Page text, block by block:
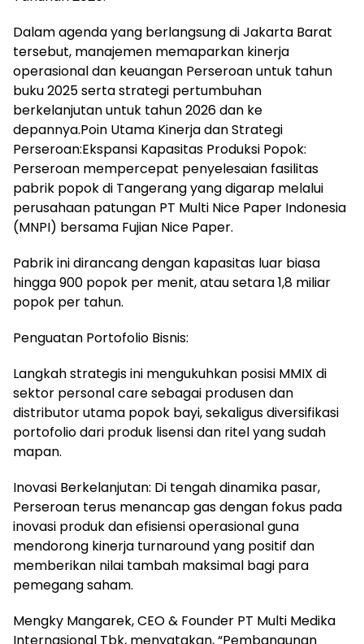
Dalam agenda yang berlangsung di Jakarta Barat
tersebut, manajemen memaparkan kinerja
operasional dan keuangan Perseroan untuk tahun
buku 2025 serta strategi pertumbuhan
berkelanjutan untuk tahun 2026 dan ke
depannya.Poin Utama Kinerja dan Strategi
Perseroan:Ekspansi Kapasitas Produksi Popok:
Perseroan mempercepat penyelesaian fasilitas
pabrik popok di Tangerang yang digarap melalui
perusahaan patungan PT Multi Nice Paper Indonesia
(MNPI) bersama Fujian Nice Paper.
Pabrik ini dirancang dengan kapasitas luar biasa
hingga 900 popok per menit, atau setara 1,8 miliar
popok per tahun.
Penguatan Portofolio Bisnis:
Langkah strategis ini mengukuhkan posisi MMIX di
sektor personal care sebagai produsen dan
distributor utama popok bayi, sekaligus diversifikasi
portofolio dari produk lisensi dan ritel yang sudah
mapan.
Inovasi Berkelanjutan: Di tengah dinamika pasar,
Perseroan terus menancap gas dengan fokus pada
inovasi produk dan efisiensi operasional guna
mendorong kinerja turnaround yang positif dan
memberikan nilai tambah maksimal bagi para
pemegang saham.
Mengky Mangarek, CEO & Founder PT Multi Medika
Internasional Tbk, menyatakan, “Pembangunan